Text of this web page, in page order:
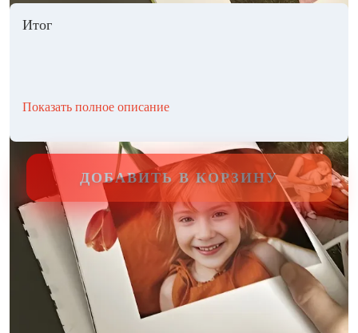
Итог
Показать полное описание
ДОБАВИТЬ В КОРЗИНУ
Другие стили фотокниг